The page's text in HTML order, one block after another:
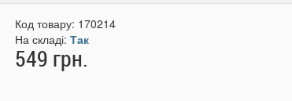
Код товару: 170214
На складі:Так
549 грн.